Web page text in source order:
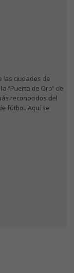
las ciudades de
“Puerta de Oro” de
reconocidos del
fútbol. Aquí se